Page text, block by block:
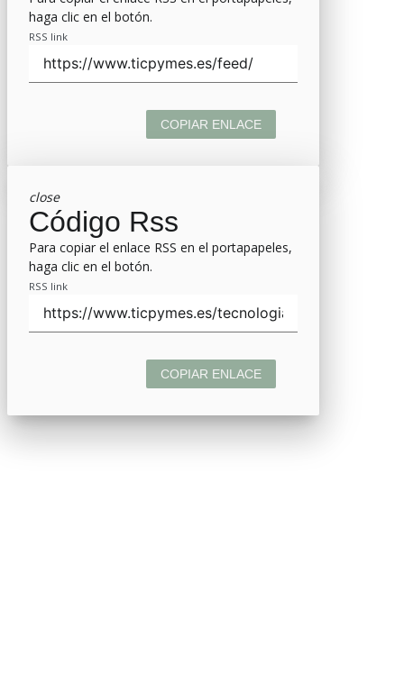
haga clic en el botón.
RSS link
COPIAR ENLACE
close
Código Rss
Para copiar el enlace RSS en el portapapeles,
haga clic en el botón.
RSS link
COPIAR ENLACE